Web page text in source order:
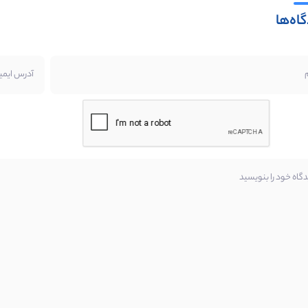
آدرس
خود را بنویسید